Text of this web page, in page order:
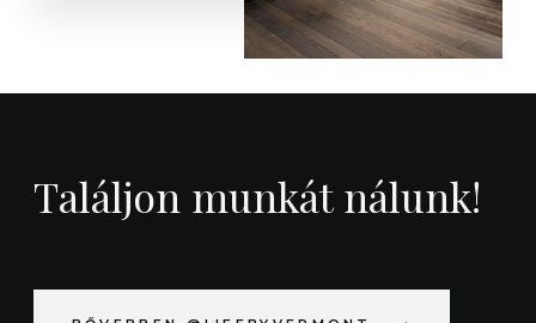
Találjon munkát nálunk!